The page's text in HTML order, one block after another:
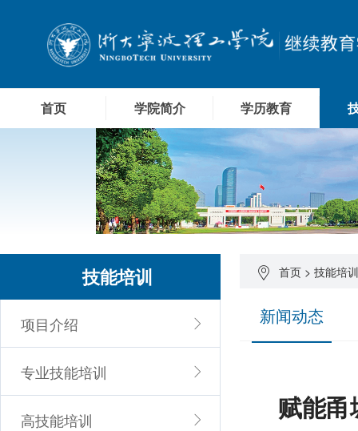
首页 学院简介 学历教育
首页 > 技能培训
新闻动态
赋能
技能培训
项目介绍
专业技能培训
高技能培训